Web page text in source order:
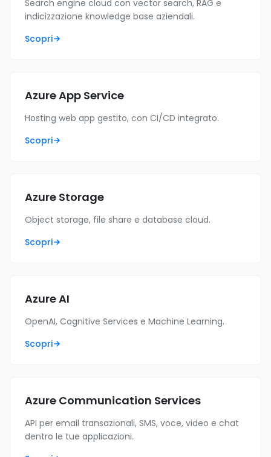
Search engine cloud con vector search, RAG e
indicizzazione knowledge base aziendali.
Scopri
Azure App Service
Hosting web app gestito, con CI/CD integrato.
Scopri
Azure Storage
Object storage, file share e database cloud.
Scopri
Azure AI
OpenAI, Cognitive Services e Machine Learning.
Scopri
Azure Communication Services
API per email transazionali, SMS, voce, video e chat
dentro le tue applicazioni.